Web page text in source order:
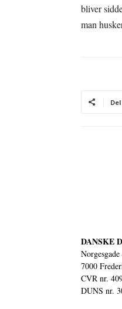
bliver
man
Del
DANSKE
7000
CVR nr.
DUNS nr.